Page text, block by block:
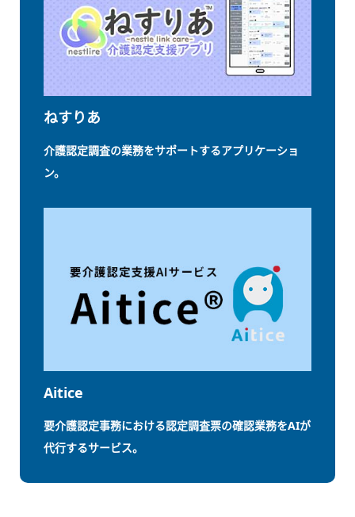
ねすりあ
介護認定調査の業務をサポートするアプリケーショ
ン。
Aitice
要介護認定事務における認定調査票の確認業務をAIが
代行するサービス。